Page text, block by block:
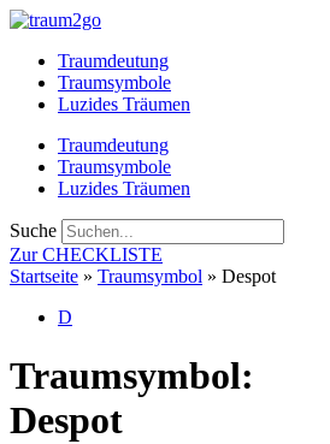
Zum
springenTraumdeutung
Traumsymbole
Luzides Träumen
Traumdeutung
Traumsymbole
Luzides Träumen
Suche
Zur CHECKLISTE
Startseite » Traumsymbol » Despot
D
Traumsymbol:
Despot